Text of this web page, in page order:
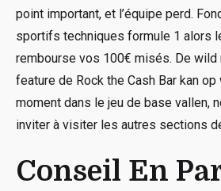
point important, et l’équipe perd.
sportifs techniques formule 1 alors
rembourse vos 100€ misés. De wild
feature de Rock the Cash Bar kan
moment dans le jeu de base vallen,
inviter à visiter les autres sections
Conseil En